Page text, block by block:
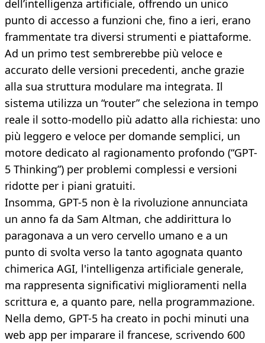
dell’intelligenza artificiale, offrendo un unico
punto di accesso a funzioni che, fino a ieri, erano
frammentate tra diversi strumenti e piattaforme.
Ad un primo test sembrerebbe più veloce e
accurato delle versioni precedenti, anche grazie
alla sua struttura modulare ma integrata. Il
sistema utilizza un “router” che seleziona in tempo
reale il sotto-modello più adatto alla richiesta: uno
più leggero e veloce per domande semplici, un
motore dedicato al ragionamento profondo (“GPT-
5 Thinking”) per problemi complessi e versioni
ridotte per i piani gratuiti.
Insomma, GPT-5 non è la rivoluzione annunciata
un anno fa da Sam Altman, che addirittura lo
paragonava a un vero cervello umano e a un
punto di svolta verso la tanto agognata quanto
chimerica AGI, l'intelligenza artificiale generale,
ma rappresenta significativi miglioramenti nella
scrittura e, a quanto pare, nella programmazione.
Nella demo, GPT-5 ha creato in pochi minuti una
web app per imparare il francese, scrivendo 600